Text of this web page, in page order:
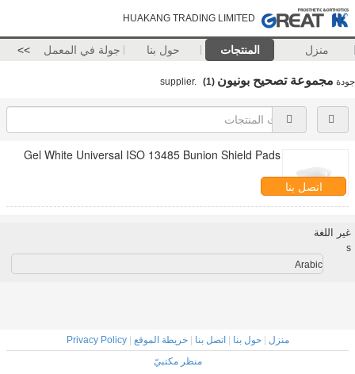
HUAKANG TRADING LIMITED
منزل المنتجات حول بنا جولة في المعمل >>
جودة مجموعة تصحيح بونيون (1)
Gel White Universal ISO 13485 Bunion Shield Pads
اتصل بنا
غير اللغة
s
Arabic
منزل |حول بنا اتصل بنا |خريطة الموقع |
Privacy Policy
منظر مكتبيّ